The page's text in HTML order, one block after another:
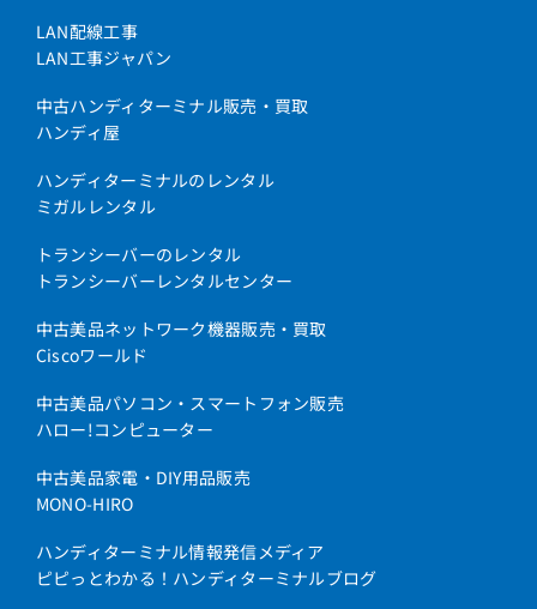
LAN配線工事
LAN工事ジャパン
中古ハンディターミナル販売・買取
ハンディ屋
ハンディターミナルのレンタル
ミガルレンタル
トランシーバーのレンタル
トランシーバーレンタルセンター
中古美品ネットワーク機器販売・買取
Ciscoワールド
中古美品パソコン・スマートフォン販売
ハロー!コンピューター
中古美品家電・DIY用品販売
MONO-HIRO
ハンディターミナル情報発信メディア
ピピっとわかる！ハンディターミナルブログ